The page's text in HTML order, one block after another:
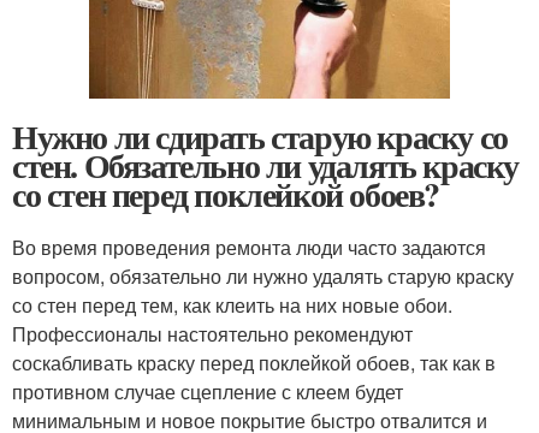
Нужно ли сдирать старую краску со
стен. Обязательно ли удалять краску
со стен перед поклейкой обоев?
Во время проведения ремонта люди часто задаются
вопросом, обязательно ли нужно удалять старую краску
со стен перед тем, как клеить на них новые обои.
Профессионалы настоятельно рекомендуют
соскабливать краску перед поклейкой обоев, так как в
противном случае сцепление с клеем будет
минимальным и новое покрытие быстро отвалится и